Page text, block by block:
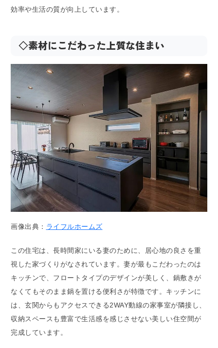
効率や生活の質が向上しています。
◇素材にこだわった上質な住まい
画像出典： ライフルホームズ
この住宅は、長時間家にいる妻のために、居心地の良さを重
視した家づくりがなされています。妻が最もこだわったのは
キッチンで、フロートタイプのデザインが美しく、鍋敷きが
なくてもそのまま鍋を置ける便利さが特徴です。キッチンに
は、玄関からもアクセスできる2WAY動線の家事室が隣接し、
収納スペースも豊富で生活感を感じさせない美しい住空間が
完成しています。